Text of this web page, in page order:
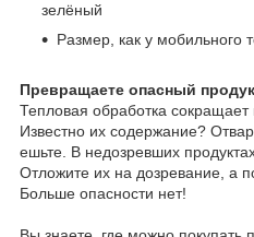
зелёный
Размер, как у
Превращаете опасный
Тепловая обработка сокращает
Известно их содержание?
ешьте. В недозревших
Отложите их на дозревание, а
Больше опасности нет!